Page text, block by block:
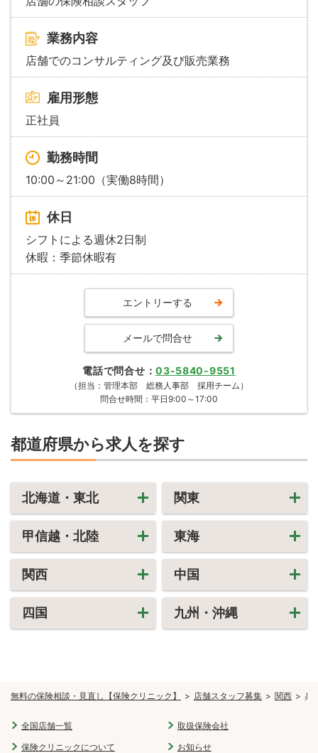
無料の保険相談・見直し【保険クリニック】 店舗スタッフ募集 関西 兵
業務内容
店舗でのコンサルティング及び販売業務
雇用形態
正社員
勤務時間
10:00～21:00（実働8時間）
休日
シフトによる週休2日制
休暇：季節休暇有
エントリーする
メールで問合せ
電話で問合せ 03-5840-9551
（担当：管理本部 総務人事部 採用チーム）
問合せ時間：平日9:00～17:00
都道府県から求人を探す
北海道・東北 関東
甲信越・北陸 東海
関西 中国
四国 九州・沖縄
全国店舗一覧
保険クリニックについて
取扱保険会社
お知らせ